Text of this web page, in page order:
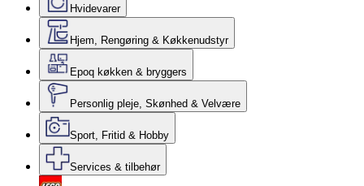
Hvidevarer
Hjem, Rengøring & Køkkenudstyr
Epoq køkken & bryggers
Personlig pleje, Skønhed & Velvære
Sport, Fritid & Hobby
Services & tilbehør